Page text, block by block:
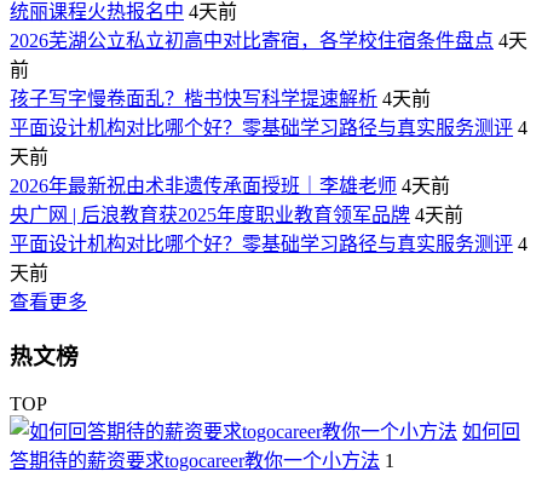
统丽课程火热报名中 4天前
2026芜湖公立私立初高中对比寄宿，各学校住宿条件盘点 4天
前
孩子写字慢卷面乱？楷书快写科学提速解析 4天前
平面设计机构对比哪个好？零基础学习路径与真实服务测评 4
天前
2026年最新祝由术非遗传承面授班｜李雄老师 4天前
央广网 | 后浪教育获2025年度职业教育领军品牌 4天前
平面设计机构对比哪个好？零基础学习路径与真实服务测评 4
天前
查看更多
热文榜
TOP
如何回
答期待的薪资要求togocareer教你一个小方法 1